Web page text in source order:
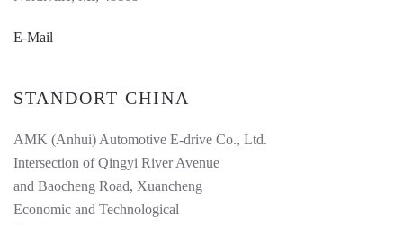
E-Mail
STANDORT CHINA
AMK (Anhui) Automotive E-drive Co., Ltd.
Intersection of Qingyi River Avenue
and Baocheng Road, Xuancheng
Economic and Technological